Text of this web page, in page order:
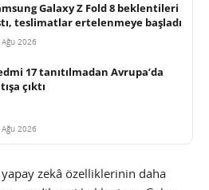
Galaxy Z Fold 8 beklentileri
teslimatlar ertelenmeye başladı
2026
17 tanıtılmadan Avrupa’da
çıktı
2026
zekâ özelliklerinin daha